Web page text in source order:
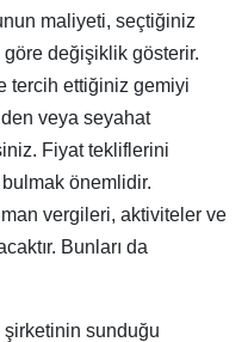
maliyeti, seçtiğiniz
değişiklik gösterir.
tercih ettiğiniz gemiyi
veya seyahat
Fiyat tekliflerini
bulmak önemlidir.
vergileri, aktiviteler ve
Bunları da
sunduğu